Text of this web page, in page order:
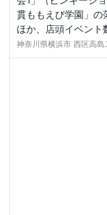
貫ももえび学園」の
ほか、店頭イベント
神奈川県横浜市 西区高島